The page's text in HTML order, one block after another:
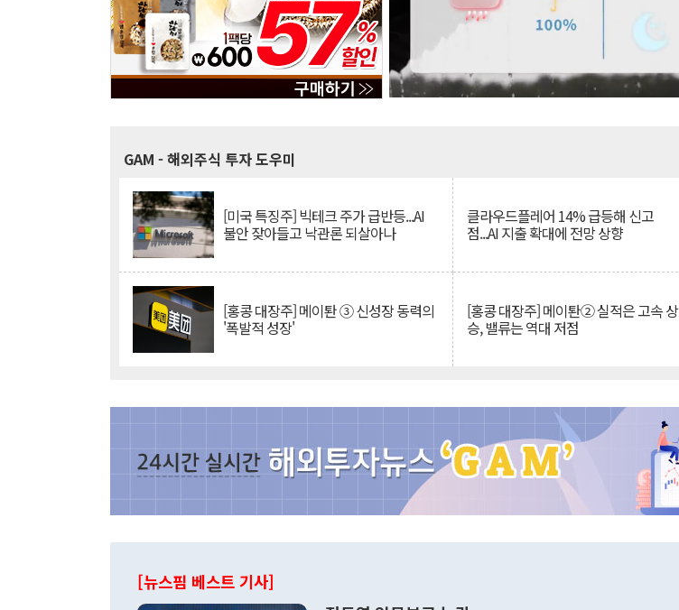
GAM - 해외주식 투자 도우미
[미국 특징주] 빅테크 주가 급반등...AI
불안 잦아들고 낙관론 되살아나
클라우드플레어 14% 급등해 신고
점...AI 지출 확대에 전망 상향
[홍콩 대장주] 메이퇀 ③ 신성장 동력의
'폭발적 성장'
[홍콩 대장주] 메이퇀② 실적은 고속 상
승, 밸류는 역대 저점
[뉴스핌 베스트 기사]